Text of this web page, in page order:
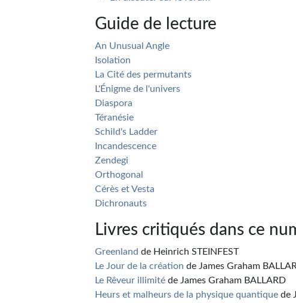
Guide de lecture
An Unusual Angle
Isolation
La Cité des permutants
L'Énigme de l'univers
Diaspora
Téranésie
Schild's Ladder
Incandescence
Zendegi
Orthogonal
Cérès et Vesta
Dichronauts
Livres critiqués dans ce
Greenland de Heinrich STEINFEST
Le Jour de la création de James Graham
Le Rêveur illimité de James Graham BALLARD
Heurs et malheurs de la physique quantique de